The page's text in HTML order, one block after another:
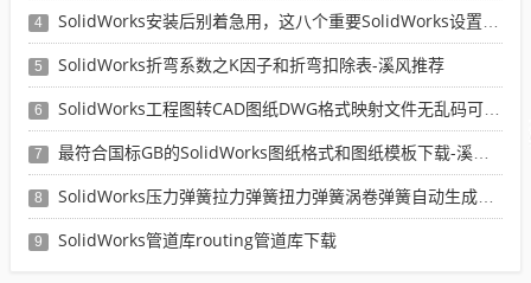
4 SolidWorks安装后别着急用，这八个重要SolidWorks设置可以提高你的画图效率
5 SolidWorks折弯系数之K因子和折弯扣除表-溪风推荐
6 SolidWorks工程图转CAD图纸DWG格式映射文件无乱码可分层-溪风亲测推荐
7 最符合国标GB的SolidWorks图纸格式和图纸模板下载-溪风专用版
8 SolidWorks压力弹簧拉力弹簧扭力弹簧涡卷弹簧自动生成宏程序下载
9 SolidWorks管道库routing管道库下载